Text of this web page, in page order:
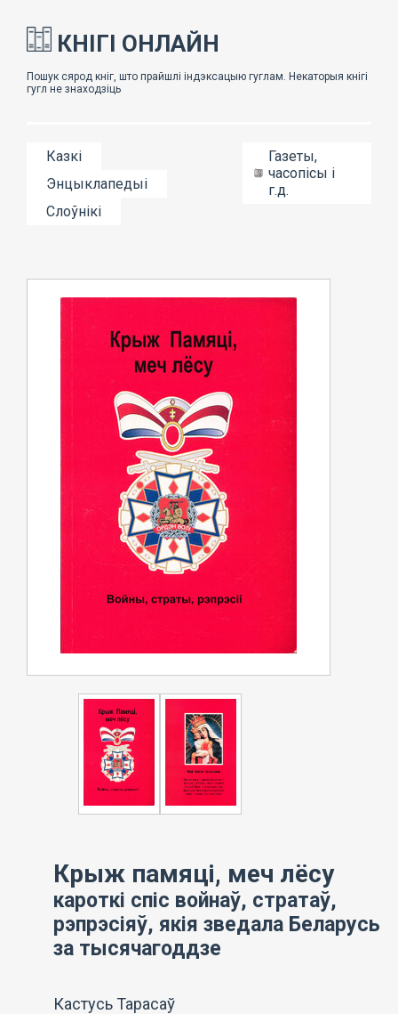
КНІГІ ОНЛАЙН
Казкі
Энцыклапедыі
Слоўнікі
Газеты,
часопісы і
г.д.
Крыж памяці, меч лёсу
кароткі спіс войнаў, стратаў,
рэпрэсіяў, якія зведала Беларусь
за тысячагоддзе
Кастусь Тарасаў